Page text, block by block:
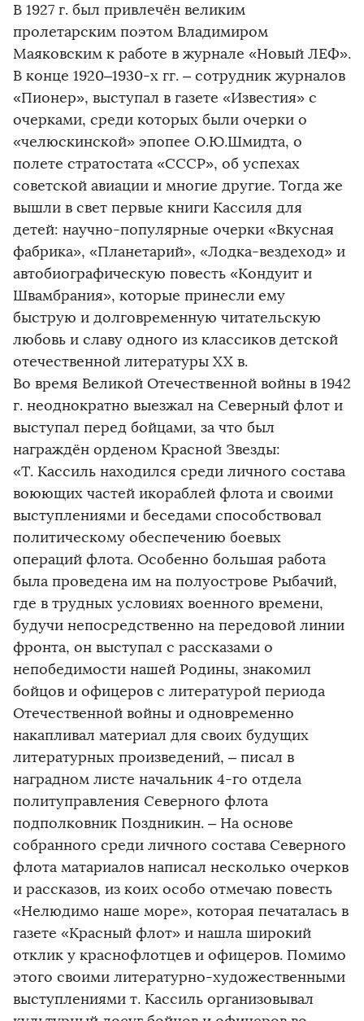
В 1927 г. был привлечён великим
пролетарским поэтом Владимиром
Маяковским к работе в журнале «Новый ЛЕФ».
В конце 1920–1930-х гг. – сотрудник журналов
«Пионер», выступал в газете «Известия» с
очерками, среди которых были очерки о
«челюскинской» эпопее О.Ю.Шмидта, о
полете стратостата «СССР», об успехах
советской авиации и многие другие. Тогда же
вышли в свет первые книги Кассиля для
детей: научно-популярные очерки «Вкусная
фабрика», «Планетарий», «Лодка-вездеход» и
автобиографическую повесть «Кондуит и
Швамбрания», которые принесли ему
быструю и долговременную читательскую
любовь и славу одного из классиков детской
отечественной литературы XX в.
Во время Великой Отечественной войны в 1942
г. неоднократно выезжал на Северный флот и
выступал перед бойцами, за что был
награждён орденом Красной Звезды:
«Т. Кассиль находился среди личного состава
воюющих частей икораблей флота и своими
выступлениями и беседами способствовал
политическому обеспечению боевых
операций флота. Особенно большая работа
была проведена им на полуострове Рыбачий,
где в трудных условиях военного времени,
будучи непосредственно на передовой линии
фронта, он выступал с рассказами о
непобедимости нашей Родины, знакомил
бойцов и офицеров с литературой периода
Отечественной войны и одновременно
накапливал материал для своих будущих
литературных произведений, – писал в
наградном листе начальник 4-го отдела
политуправления Северного флота
подполковник Поздникин. – На основе
собранного среди личного состава Северного
флота матариалов написал несколько очерков
и рассказов, из коих особо отмечаю повесть
«Нелюдимо наше море», которая печаталась в
газете «Красный флот» и нашла широкий
отклик у краснофлотцев и офицеров. Помимо
этого своими литературно-художественными
выступлениями т. Кассиль организовывал